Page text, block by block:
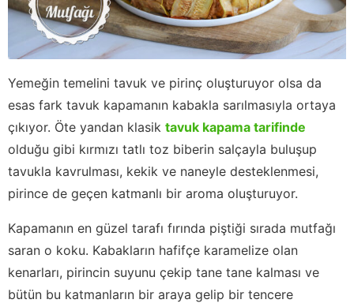
Yemeğin temelini tavuk ve pirinç oluşturuyor olsa da
esas fark tavuk kapamanın kabakla sarılmasıyla ortaya
çıkıyor. Öte yandan klasik tavuk kapama tarifinde
olduğu gibi kırmızı tatlı toz biberin salçayla buluşup
tavukla kavrulması, kekik ve naneyle desteklenmesi,
pirince de geçen katmanlı bir aroma oluşturuyor.
Kapamanın en güzel tarafı fırında piştiği sırada mutfağı
saran o koku. Kabakların hafifçe karamelize olan
kenarları, pirincin suyunu çekip tane tane kalması ve
bütün bu katmanların bir araya gelip bir tencere